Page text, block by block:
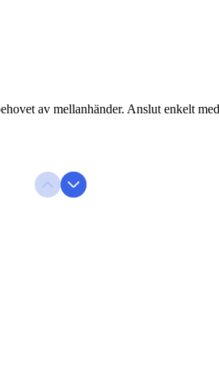
av mellanhänder. Anslut enkelt